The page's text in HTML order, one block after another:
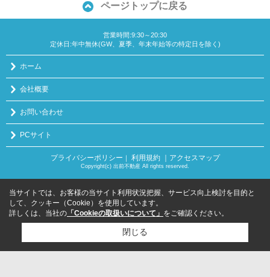
ページトップに戻る
営業時間:9:30～20:30
定休日:年中無休(GW、夏季、年末年始等の特定日を除く)
ホーム
会社概要
お問い合わせ
PCサイト
プライバシーポリシー 利用規約 ｜アクセスマップ
Copyright(c) 出前不動産 All rights reserved.
当サイトでは、お客様の当サイト利用状況把握、サービス向上検討を目的と
して、クッキー（Cookie）を使用しています。
詳しくは、当社の 「Cookieの取扱いについて」 をご確認ください。
閉じる